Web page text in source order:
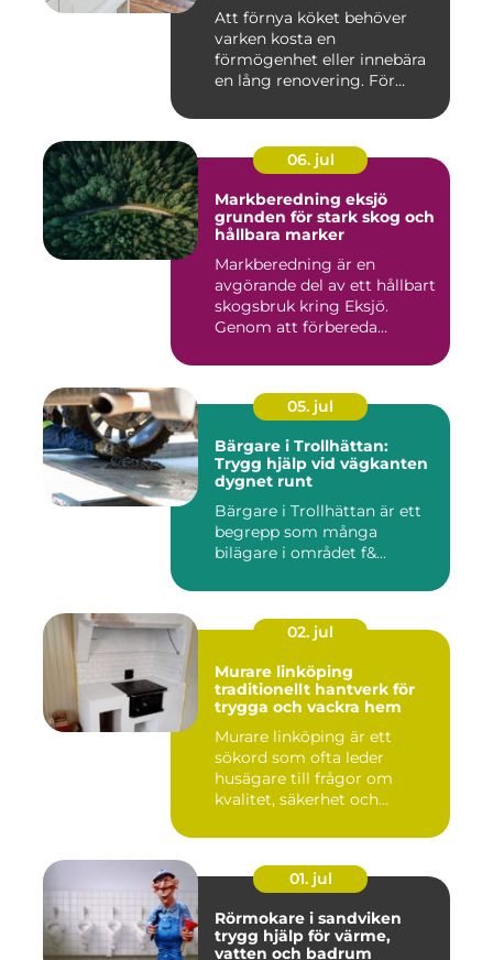
Att förnya köket behöver
varken kosta en
förmögenhet eller innebära
en lång renovering. För
06. jul
Markberedning eksjö
grunden för stark skog och
hållbara marker
Markberedning är en
avgörande del av ett hållbart
skogsbruk kring Eksjö.
Genom att förbereda
05. jul
Bärgare i Trollhättan:
Trygg hjälp vid vägkanten
dygnet runt
Bärgare i Trollhättan är ett
begrepp som många
bilägare i området f&...
02. jul
Murare linköping
traditionellt hantverk för
trygga och vackra hem
Murare linköping är ett
sökord som ofta leder
husägare till frågor om
kvalitet, säkerhet och
01. jul
Rörmokare i sandviken
trygg hjälp för värme,
vatten och badrum